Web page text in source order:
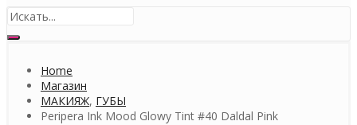
Home
Магазин
МАКИЯЖ, ГУБЫ
Peripera Ink Mood Glowy Tint #40 Daldal Pink